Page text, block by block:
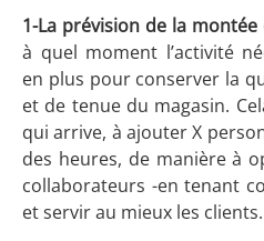
1-La prévision de la montée
à quel moment l’activité
en plus pour conserver la
et de tenue du magasin.
qui arrive, à ajouter X
des heures, de manière à
collaborateurs -en tenant
et servir au mieux les clients.